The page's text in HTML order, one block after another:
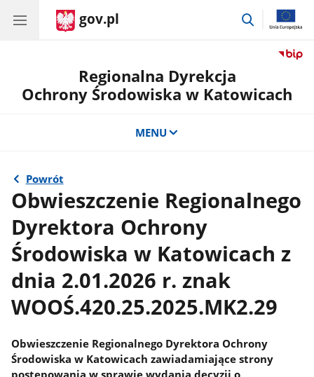
gov.pl
przejdź
Regionalna Dyrekcja
Ochrony Środowiska w Katowicach
MENU
Powrót
Obwieszczenie Regionalnego
Dyrektora Ochrony
Środowiska w Katowicach z
dnia 2.01.2026 r. znak
WOOŚ.420.25.2025.MK2.29
Obwieszczenie Regionalnego Dyrektora Ochrony
Środowiska w Katowicach zawiadamiające strony
postępowania w sprawie wydania decyzji o